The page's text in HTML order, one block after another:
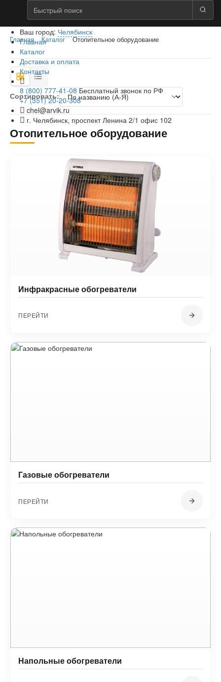
Ваш город: Челябинск
Главная
Каталог
Доставка и оплата
Контакты
8 (800) 777-41-08 Бесплатный звонок по РФ
+7 (351) 20-20-308
chel@arvik.ru
г. Челябинск, проспект Ленина 2/1 офис 102
Главная Каталог Отопительное оборудование
Сортировать:
Отопительное оборудование
Инфракрасные обогреватели
ПЕРЕЙТИ
Газовые обогреватели
ПЕРЕЙТИ
Напольные обогреватели